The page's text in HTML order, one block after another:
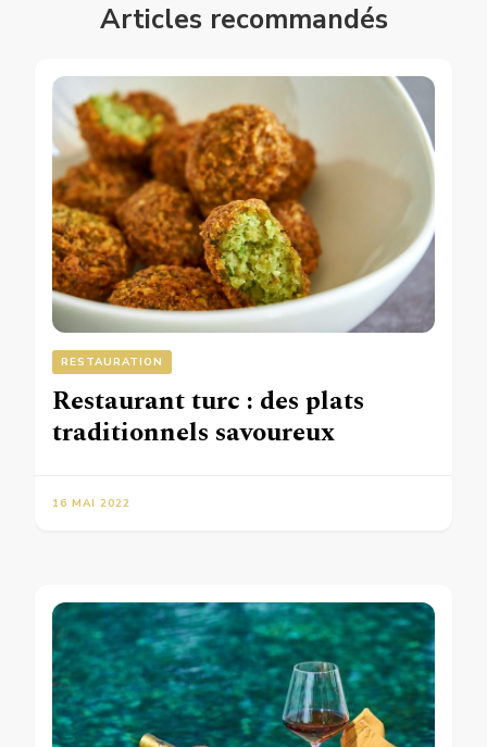
Articles recommandés
RESTAURATION
Restaurant turc : des plats
traditionnels savoureux
16 MAI 2022